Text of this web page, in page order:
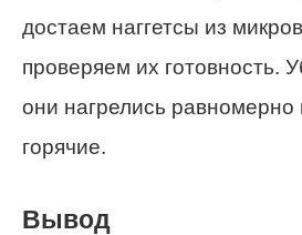
достаем наггетсы из
проверяем их готовность.
они нагрелись равномерно
горячие.
Вывод